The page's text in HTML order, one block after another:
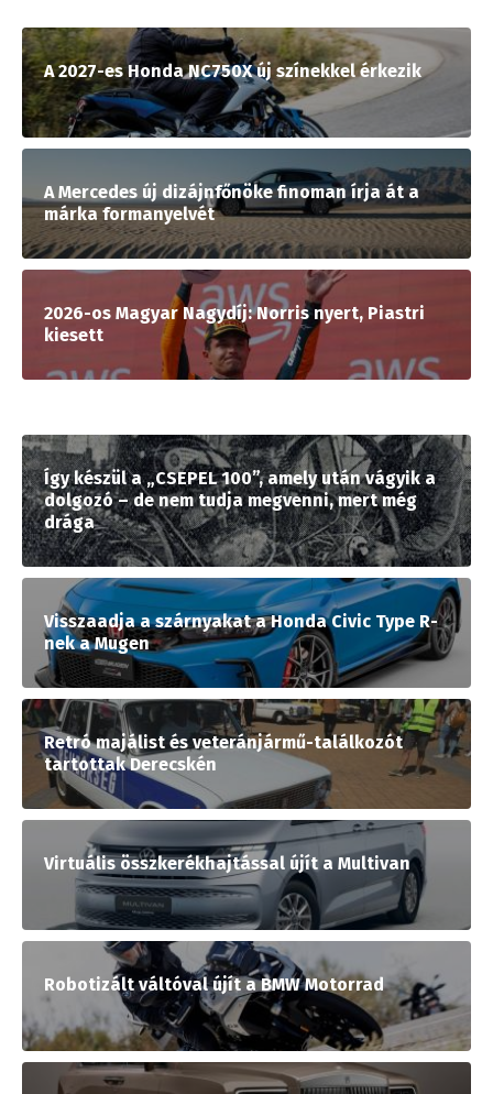
A 2027-es Honda NC750X új színekkel érkezik
A Mercedes új dizájnfőnöke finoman írja át a
márka formanyelvét
2026-os Magyar Nagydíj: Norris nyert, Piastri
kiesett
Így készül a „CSEPEL 100”, amely után vágyik a
dolgozó – de nem tudja megvenni, mert még
drága
Visszaadja a szárnyakat a Honda Civic Type R-
nek a Mugen
Retró majálist és veteránjármű-találkozót
tartottak Derecskén
Virtuális összkerékhajtással újít a Multivan
Robotizált váltóval újít a BMW Motorrad